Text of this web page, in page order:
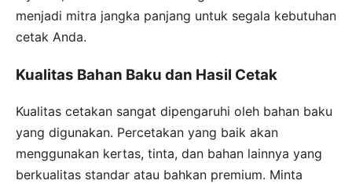
menjadi mitra jangka panjang untuk segala kebutuhan
cetak Anda.
Kualitas Bahan Baku dan Hasil Cetak
Kualitas cetakan sangat dipengaruhi oleh bahan baku
yang digunakan. Percetakan yang baik akan
menggunakan kertas, tinta, dan bahan lainnya yang
berkualitas standar atau bahkan premium. Minta